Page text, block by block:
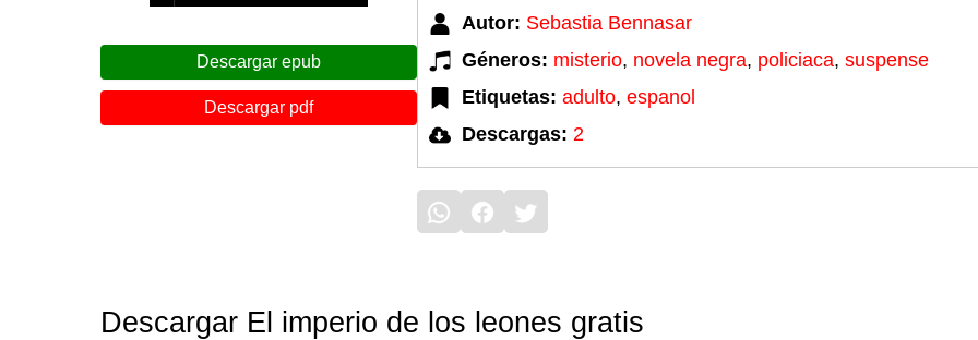
Descargar epub
Descargar pdf
Autor: Sebastia Bennasar
Géneros: misterio, novela negra, policiaca, suspense
Etiquetas: adulto, espanol
Descargas: 2
Descargar El imperio de los leones gratis